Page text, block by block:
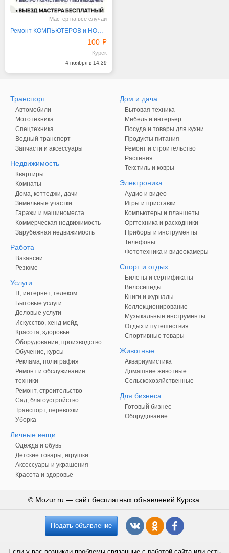
Мастер на все случаи
Ремонт КОМПЬЮТЕРОВ и НОУТБУКОВ в Курске
100
Курск
4 ноября в 14:39
Транспорт
Автомобили
Мототехника
Спецтехника
Водный транспорт
Запчасти и аксессуары
Недвижимость
Квартиры
Комнаты
Дома, коттеджи, дачи
Земельные участки
Гаражи и машиноместа
Коммерческая недвижимость
Зарубежная недвижимость
Работа
Вакансии
Резюме
Услуги
IT, интернет, телеком
Бытовые услуги
Деловые услуги
Искусство, хенд мейд
Красота, здоровье
Оборудование, производство
Обучение, курсы
Реклама, полиграфия
Ремонт и обслуживание
техники
Ремонт, строительство
Сад, благоустройство
Транспорт, перевозки
Уборка
Личные вещи
Одежда и обувь
Детские товары, игрушки
Аксессуары и украшения
Красота и здоровье
Дом и дача
Бытовая техника
Мебель и интерьер
Посуда и товары для кухни
Продукты питания
Ремонт и строительство
Растения
Текстиль и ковры
Электроника
Аудио и видео
Игры и приставки
Компьютеры и планшеты
Оргтехника и расходники
Приборы и инструменты
Телефоны
Фототехника и видеокамеры
Спорт и отдых
Билеты и сертификаты
Велосипеды
Книги и журналы
Коллекционирование
Музыкальные инструменты
Отдых и путешествия
Спортивные товары
Животные
Аквариумистика
Домашние животные
Сельскохозяйственные
Для бизнеса
Готовый бизнес
Оборудование
© Mozur.ru — сайт бесплатных объявлений Курска.
Подать объявление